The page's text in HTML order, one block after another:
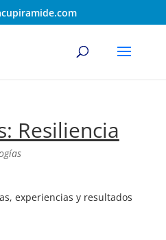
Resiliencia
experiencias y resultados